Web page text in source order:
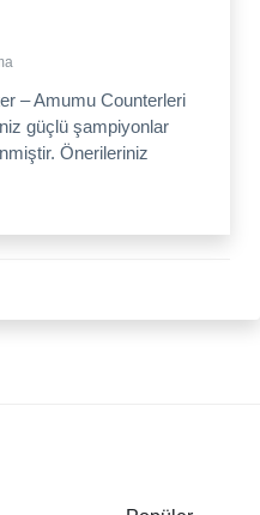
– Amumu Counterleri
güçlü şampiyonlar
Önerileriniz